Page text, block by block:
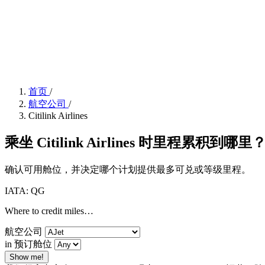
首页 /
航空公司 /
Citilink Airlines
乘坐 Citilink Airlines 时里程累积到哪里
确认可用舱位，并决定哪个计划提供最多可兑或等级里程。
IATA: QG
Where to credit miles…
航空公司
in 预订舱位
Show me!